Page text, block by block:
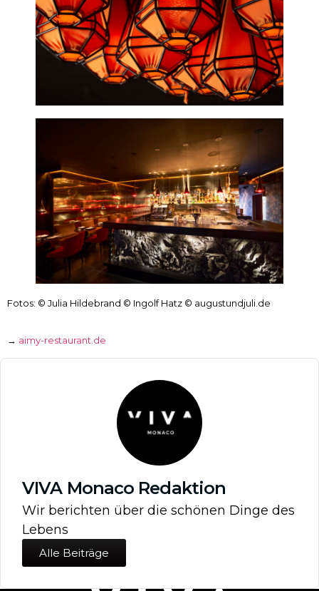
Fotos: © Julia Hildebrand © Ingolf Hatz © augustundjuli.de
→ aimy-restaurant.de
VIVA Monaco Redaktion
Wir berichten über die schönen Dinge des
Lebens
Alle Beiträge